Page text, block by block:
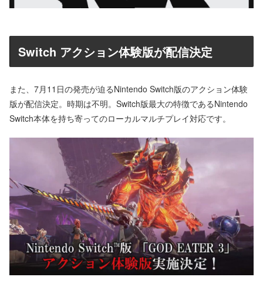
Switch アクション体験版が配信決定
また、7月11日の発売が迫るNintendo Switch版のアクション体験
版が配信決定。時期は不明。Switch版最大の特徴であるNintendo
Switch本体を持ち寄ってのローカルマルチプレイ対応です。